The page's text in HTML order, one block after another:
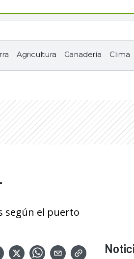
Agricultura Ganadería Clima
según el puerto